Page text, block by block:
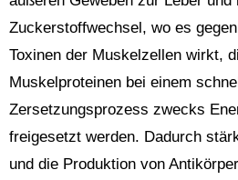
Zuckerstoffwechsel, wo es
Toxinen der Muskelzellen wirkt,
Muskelproteinen bei einem
Zersetzungsprozess zwecks
freigesetzt werden. Dadurch
und die Produktion von